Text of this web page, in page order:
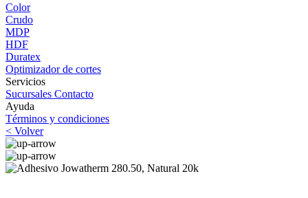
Color
Crudo
MDP
HDF
Duratex
Optimizador de cortes
Servicios
Sucursales Contacto
Ayuda
Términos y condiciones
< Volver